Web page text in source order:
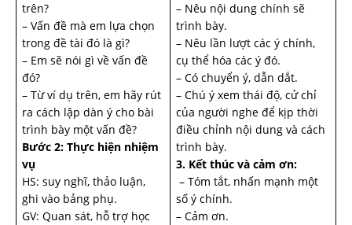
trên?
– Vấn đề mà em lựa chọn
trong đề tài đó là gì?
– Em sẽ nói gì về vấn đề
đó?
– Từ ví dụ trên, em hãy rút
ra cách lập dàn ý cho bài
trình bày một vấn đề?
Bước 2: Thực hiện nhiệm
vụ
HS: suy nghĩ, thảo luận,
ghi vào bảng phụ.
GV: Quan sát, hỗ trợ học
– Nêu nội dung chính sẽ
trình bày.
– Nêu lần lượt các ý chính,
cụ thể hóa các ý đó.
– Có chuyển ý, dẫn dắt.
– Chú ý xem thái độ, cử chỉ
của người nghe để kịp thời
điều chỉnh nội dung và cách
trình bày.
3. Kết thúc và cảm ơn:
– Tóm tắt, nhấn mạnh một
số ý chính.
– Cảm ơn.